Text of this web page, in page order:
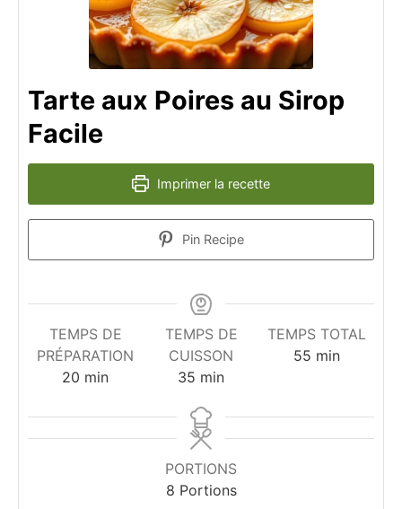
Tarte aux Poires au Sirop
Facile
Imprimer la recette
Pin Recipe
TEMPS DE
PRÉPARATION
20 minutes
min
TEMPS DE
CUISSON
35 minutes
min
TEMPS TOTAL
55minutes
min
PORTIONS
8 Portions